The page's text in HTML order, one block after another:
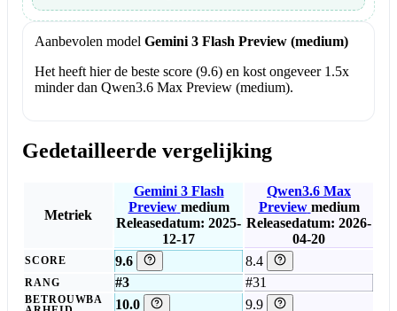
Aanbevolen model Gemini 3 Flash Preview (medium)
Het heeft hier de beste score (9.6) en kost ongeveer 1.5x
minder dan Qwen3.6 Max Preview (medium).
Gedetailleerde vergelijking
Metriek
Gemini 3 Flash
Preview medium
Releasedatum: 2025-
12-17
Qwen3.6 Max
Preview medium
Releasedatum: 2026-
04-20
SCORE 9.6 8.4
RANG #3 #31
BETROUWBA
10.0 9.9